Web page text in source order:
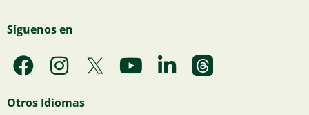
Síguenos en
F
a
c
I
n
s
Y
o
L
i
Otros Idiomas